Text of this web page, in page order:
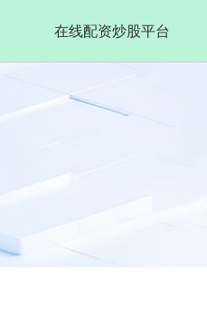
在线配资炒股平台